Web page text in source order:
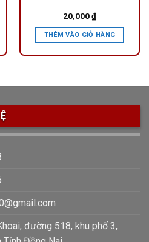
20,000₫
THÊM VÀO GIỎ HÀNG
đường 518, khu phố 3,